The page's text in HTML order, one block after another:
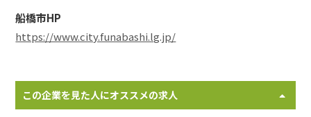
船橋市HP
https://www.city.funabashi.lg.jp/
この企業を見た人にオススメの求人